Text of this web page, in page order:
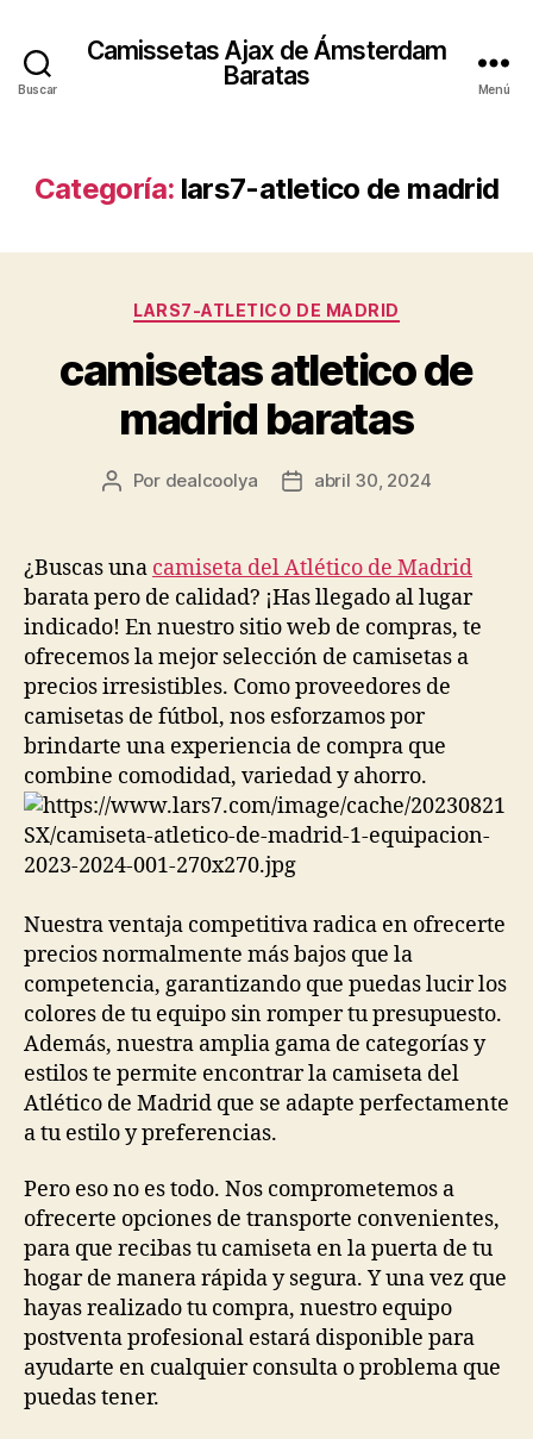
Buscar
Camissetas Ajax de Ámsterdam
Baratas
Menú
Categoría: lars7-atletico de madrid
Categorías
LARS7-ATLETICO DE MADRID
camisetas atletico de
madrid baratas
Autor
entrada
Por dealcoolya
Fecha
entrada
abril 30, 2024
¿Buscas una camiseta del Atlético de Madrid
barata pero de calidad? ¡Has llegado al lugar
indicado! En nuestro sitio web de compras, te
ofrecemos la mejor selección de camisetas a
precios irresistibles. Como proveedores de
camisetas de fútbol, nos esforzamos por
brindarte una experiencia de compra que
combine comodidad, variedad y ahorro.
Nuestra ventaja competitiva radica en ofrecerte
precios normalmente más bajos que la
competencia, garantizando que puedas lucir los
colores de tu equipo sin romper tu presupuesto.
Además, nuestra amplia gama de categorías y
estilos te permite encontrar la camiseta del
Atlético de Madrid que se adapte perfectamente
a tu estilo y preferencias.
Pero eso no es todo. Nos comprometemos a
ofrecerte opciones de transporte convenientes,
para que recibas tu camiseta en la puerta de tu
hogar de manera rápida y segura. Y una vez que
hayas realizado tu compra, nuestro equipo
postventa profesional estará disponible para
ayudarte en cualquier consulta o problema que
puedas tener.